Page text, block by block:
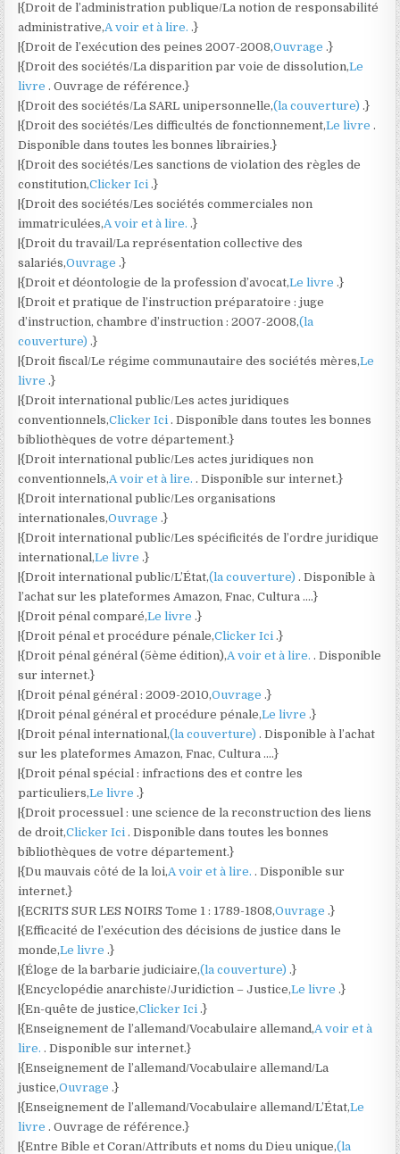
|{Droit de l’administration publique/La notion de responsabilité
administrative,A voir et à lire..}
|{Droit de l’exécution des peines 2007-2008,Ouvrage.}
|{Droit des sociétés/La disparition par voie de dissolution,Le
livre. Ouvrage de référence.}
|{Droit des sociétés/La SARL unipersonnelle,(la couverture).}
|{Droit des sociétés/Les difficultés de fonctionnement,Le livre.
Disponible dans toutes les bonnes librairies.}
|{Droit des sociétés/Les sanctions de violation des règles de
constitution,Clicker Ici.}
|{Droit des sociétés/Les sociétés commerciales non
immatriculées,A voir et à lire..}
|{Droit du travail/La représentation collective des
salariés,Ouvrage.}
|{Droit et déontologie de la profession d’avocat,Le livre.}
|{Droit et pratique de l’instruction préparatoire : juge
d’instruction, chambre d’instruction : 2007-2008,(la
couverture).}
|{Droit fiscal/Le régime communautaire des sociétés mères,Le
livre.}
|{Droit international public/Les actes juridiques
conventionnels,Clicker Ici. Disponible dans toutes les bonnes
bibliothèques de votre département.}
|{Droit international public/Les actes juridiques non
conventionnels,A voir et à lire.. Disponible sur internet.}
|{Droit international public/Les organisations
internationales,Ouvrage.}
|{Droit international public/Les spécificités de l’ordre juridique
international,Le livre.}
|{Droit international public/L’État,(la couverture). Disponible à
l’achat sur les plateformes Amazon, Fnac, Cultura ….}
|{Droit pénal comparé,Le livre.}
|{Droit pénal et procédure pénale,Clicker Ici.}
|{Droit pénal général (5ème édition),A voir et à lire.. Disponible
sur internet.}
|{Droit pénal général : 2009-2010,Ouvrage.}
|{Droit pénal général et procédure pénale,Le livre.}
|{Droit pénal international,(la couverture). Disponible à l’achat
sur les plateformes Amazon, Fnac, Cultura ….}
|{Droit pénal spécial : infractions des et contre les
particuliers,Le livre.}
|{Droit processuel : une science de la reconstruction des liens
de droit,Clicker Ici. Disponible dans toutes les bonnes
bibliothèques de votre département.}
|{Du mauvais côté de la loi,A voir et à lire.. Disponible sur
internet.}
|{ECRITS SUR LES NOIRS Tome 1 : 1789-1808,Ouvrage.}
|{Efficacité de l’exécution des décisions de justice dans le
monde,Le livre.}
|{Éloge de la barbarie judiciaire,(la couverture).}
|{Encyclopédie anarchiste/Juridiction – Justice,Le livre.}
|{En-quête de justice,Clicker Ici.}
|{Enseignement de l’allemand/Vocabulaire allemand,A voir et à
lire.. Disponible sur internet.}
|{Enseignement de l’allemand/Vocabulaire allemand/La
justice,Ouvrage.}
|{Enseignement de l’allemand/Vocabulaire allemand/L’État,Le
livre. Ouvrage de référence.}
|{Entre Bible et Coran/Attributs et noms du Dieu unique,(la